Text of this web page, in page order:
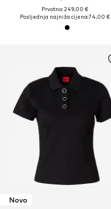
Prvotno: 249,00 €
Posljednja najniža cijena:74,00 €
Novo